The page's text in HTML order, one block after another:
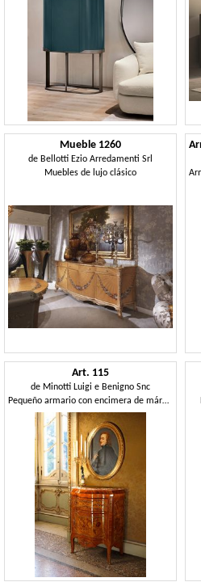
Mueble 1260
de Bellotti Ezio Arredamenti Srl
Muebles de lujo clásico
Art. 115
de Minotti Luigi e Benigno Snc
Pequeño armario con encimera de mármol.